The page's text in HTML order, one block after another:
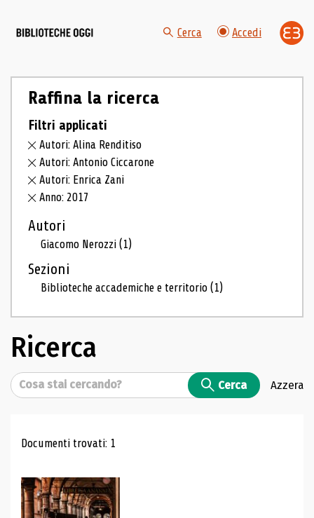
Cerca Accedi
Raffina la ricerca
Filtri applicati
Autori: Alina Renditiso
Autori: Antonio Ciccarone
Autori: Enrica Zani
Anno: 2017
Autori
Giacomo Nerozzi(1)
Sezioni
Biblioteche accademiche e territorio(1)
Ricerca
Cerca Cerca Azzera
Risultati di ricerca
Documenti trovati: 1